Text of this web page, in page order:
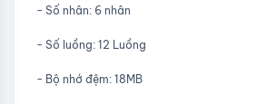
- Số nhân: 6 nhân
- Số luồng: 12 Luồng
- Bộ nhớ đệm: 18MB